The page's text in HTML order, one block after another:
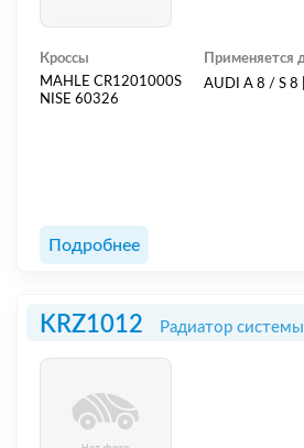
Кроссы
MAHLE CR1201000S
NISE 60326
Применяется
AUDI A 8 / S 8
Подробнее
KRZ1012 Радиатор